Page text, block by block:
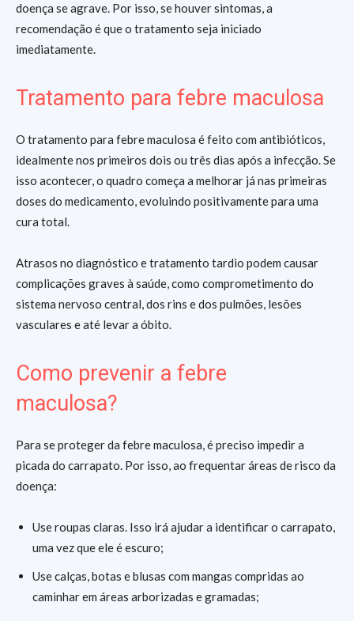
doença se agrave. Por isso, se houver sintomas, a
recomendação é que o tratamento seja iniciado
imediatamente.
Tratamento para febre maculosa
O tratamento para febre maculosa é feito com antibióticos,
idealmente nos primeiros dois ou três dias após a infecção. Se
isso acontecer, o quadro começa a melhorar já nas primeiras
doses do medicamento, evoluindo positivamente para uma
cura total.
Atrasos no diagnóstico e tratamento tardio podem causar
complicações graves à saúde, como comprometimento do
sistema nervoso central, dos rins e dos pulmões, lesões
vasculares e até levar a óbito.
Como prevenir a febre
maculosa?
Para se proteger da febre maculosa, é preciso impedir a
picada do carrapato. Por isso, ao frequentar áreas de risco da
doença:
Use roupas claras. Isso irá ajudar a identificar o carrapato,
uma vez que ele é escuro;
Use calças, botas e blusas com mangas compridas ao
caminhar em áreas arborizadas e gramadas;